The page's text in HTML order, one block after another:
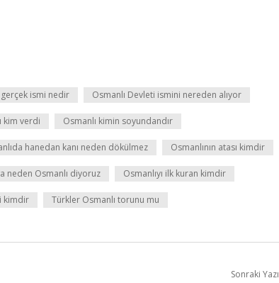
ismi nedir Osmanlı Devleti ismini nereden alıyor
kim verdi Osmanlı kimin soyundandır
hanedan kanı neden dökülmez Osmanlının atası kimdir
neden Osmanlı diyoruz Osmanlıyı ilk kuran kimdir
kimdir Türkler Osmanlı torunu mu
Sonraki Yazı